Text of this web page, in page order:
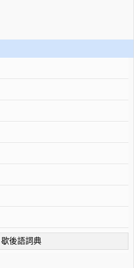
歇後語詞典